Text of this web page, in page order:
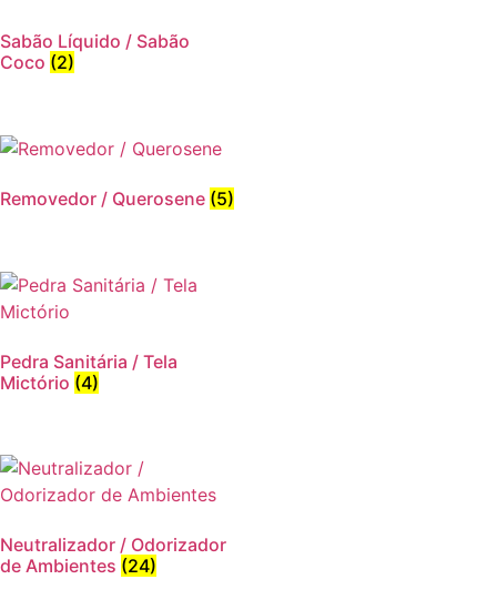
Sabão Líquido / Sabão
Coco (2)
Removedor / Querosene (5)
Pedra Sanitária / Tela
Mictório (4)
Neutralizador / Odorizador
de Ambientes (24)